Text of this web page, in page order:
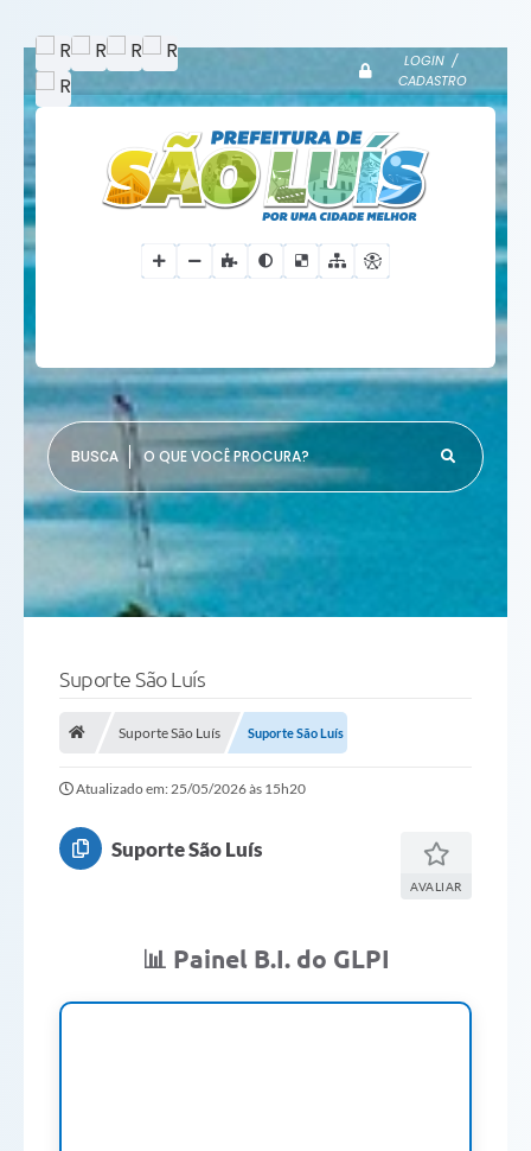
LOGIN /
CADASTRO
O QUE VOCÊ PROCURA?
Suporte São Luís
Suporte São Luís Suporte São Luís
Atualizado em: 25/05/2026 às 15h20
Suporte São Luís
AVALIAR
📊 Painel B.I. do GLPI